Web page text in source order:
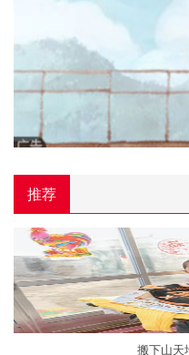
推荐
搬下山天